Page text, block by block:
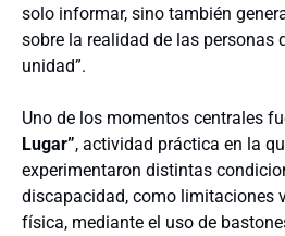
solo informar, sino también
sobre la realidad de las personas
unidad”.
Uno de los momentos centrales
Lugar”, actividad práctica en la
experimentaron distintas
discapacidad, como limitaciones
física, mediante el uso de